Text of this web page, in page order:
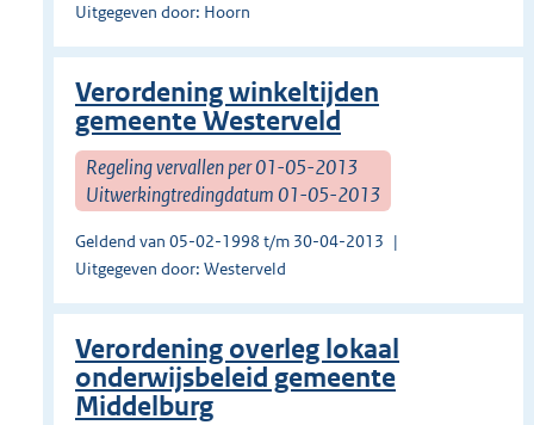
Uitgegeven door: Hoorn
Verordening winkeltijden
gemeente Westerveld
Regeling vervallen per 01-05-2013
Uitwerkingtredingdatum 01-05-2013
Geldend van 05-02-1998 t/m 30-04-2013
Uitgegeven door: Westerveld
Verordening overleg lokaal
onderwijsbeleid gemeente
Middelburg